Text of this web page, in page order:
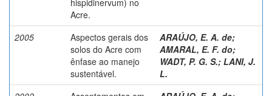
Acre.
2005
Aspectos gerais dos
solos do Acre com
ênfase ao manejo
sustentável.
ARAÚJO, E. A. de;
AMARAL, E. F. do;
WADT, P. G. S.; LANI, J.
L.